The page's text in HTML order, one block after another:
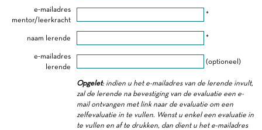
e-mailadres
mentor/leerkracht
*
naam lerende *
e-mailadres
lerende
(optioneel)
Opgelet: indien u het e-mailadres van de lerende invult,
zal de lerende na bevestiging van de evaluatie een e-
mail ontvangen met link naar de evaluatie om een
zelfevaluatie in te vullen. Wenst u enkel een evaluatie in
te vullen en af te drukken, dan dient u het e-mailadres